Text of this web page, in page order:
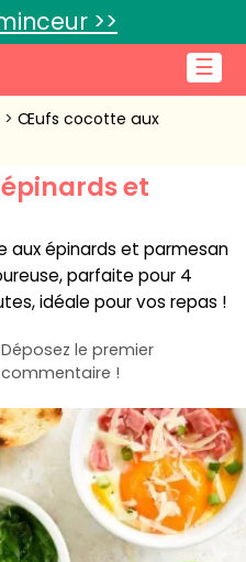
☰
>>
Œufs cocotte aux
et
épinards et parmesan
parfaite pour 4
idéale pour vos repas !
Déposez le premier
commentaire !